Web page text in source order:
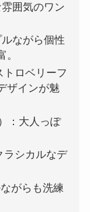
囲気のワン
ながら個性
トロベリーフ
ザインが魅
：大人っぽ
ラシカルなデ
がらも洗練